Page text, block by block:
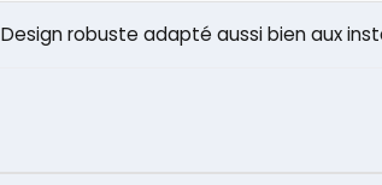
Design robuste adapté aussi bien aux